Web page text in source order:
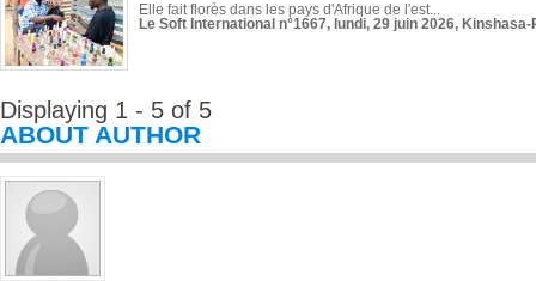
Elle fait florès dans les pays d'Afrique de l'est...
Le Soft International n°1667, lundi, 29 juin 2026,
Displaying 1 - 5 of 5
ABOUT AUTHOR